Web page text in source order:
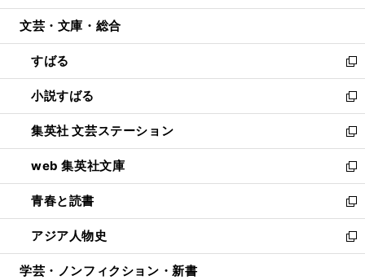
開
ウ
開
く
ン
ウ
で
開
く
ウ
ン
ド
ウ
で
開
く
文芸・文庫・総合
すばる
新
し
い
ウ
ィ
ン
ド
ウ
で
開
く
小説すばる
新
し
い
ウ
ィ
ン
ド
ウ
で
開
集英社 文芸ステーション
新
し
い
ウ
ィ
ン
ド
ウ
web 集英社文庫
新
し
い
ウ
ィ
ン
青春と読書
新
し
い
ウ
アジア人物史
新
し
学芸・ノンフィクション・新書